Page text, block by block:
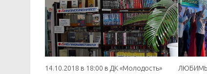
14.10.2018 в 18:00 в ДК «Молодость»